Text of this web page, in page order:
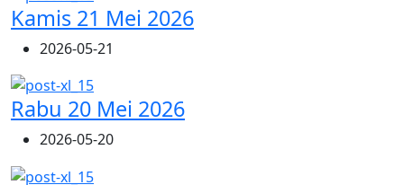
Kamis 21 Mei 2026
2026-05-21
Rabu 20 Mei 2026
2026-05-20